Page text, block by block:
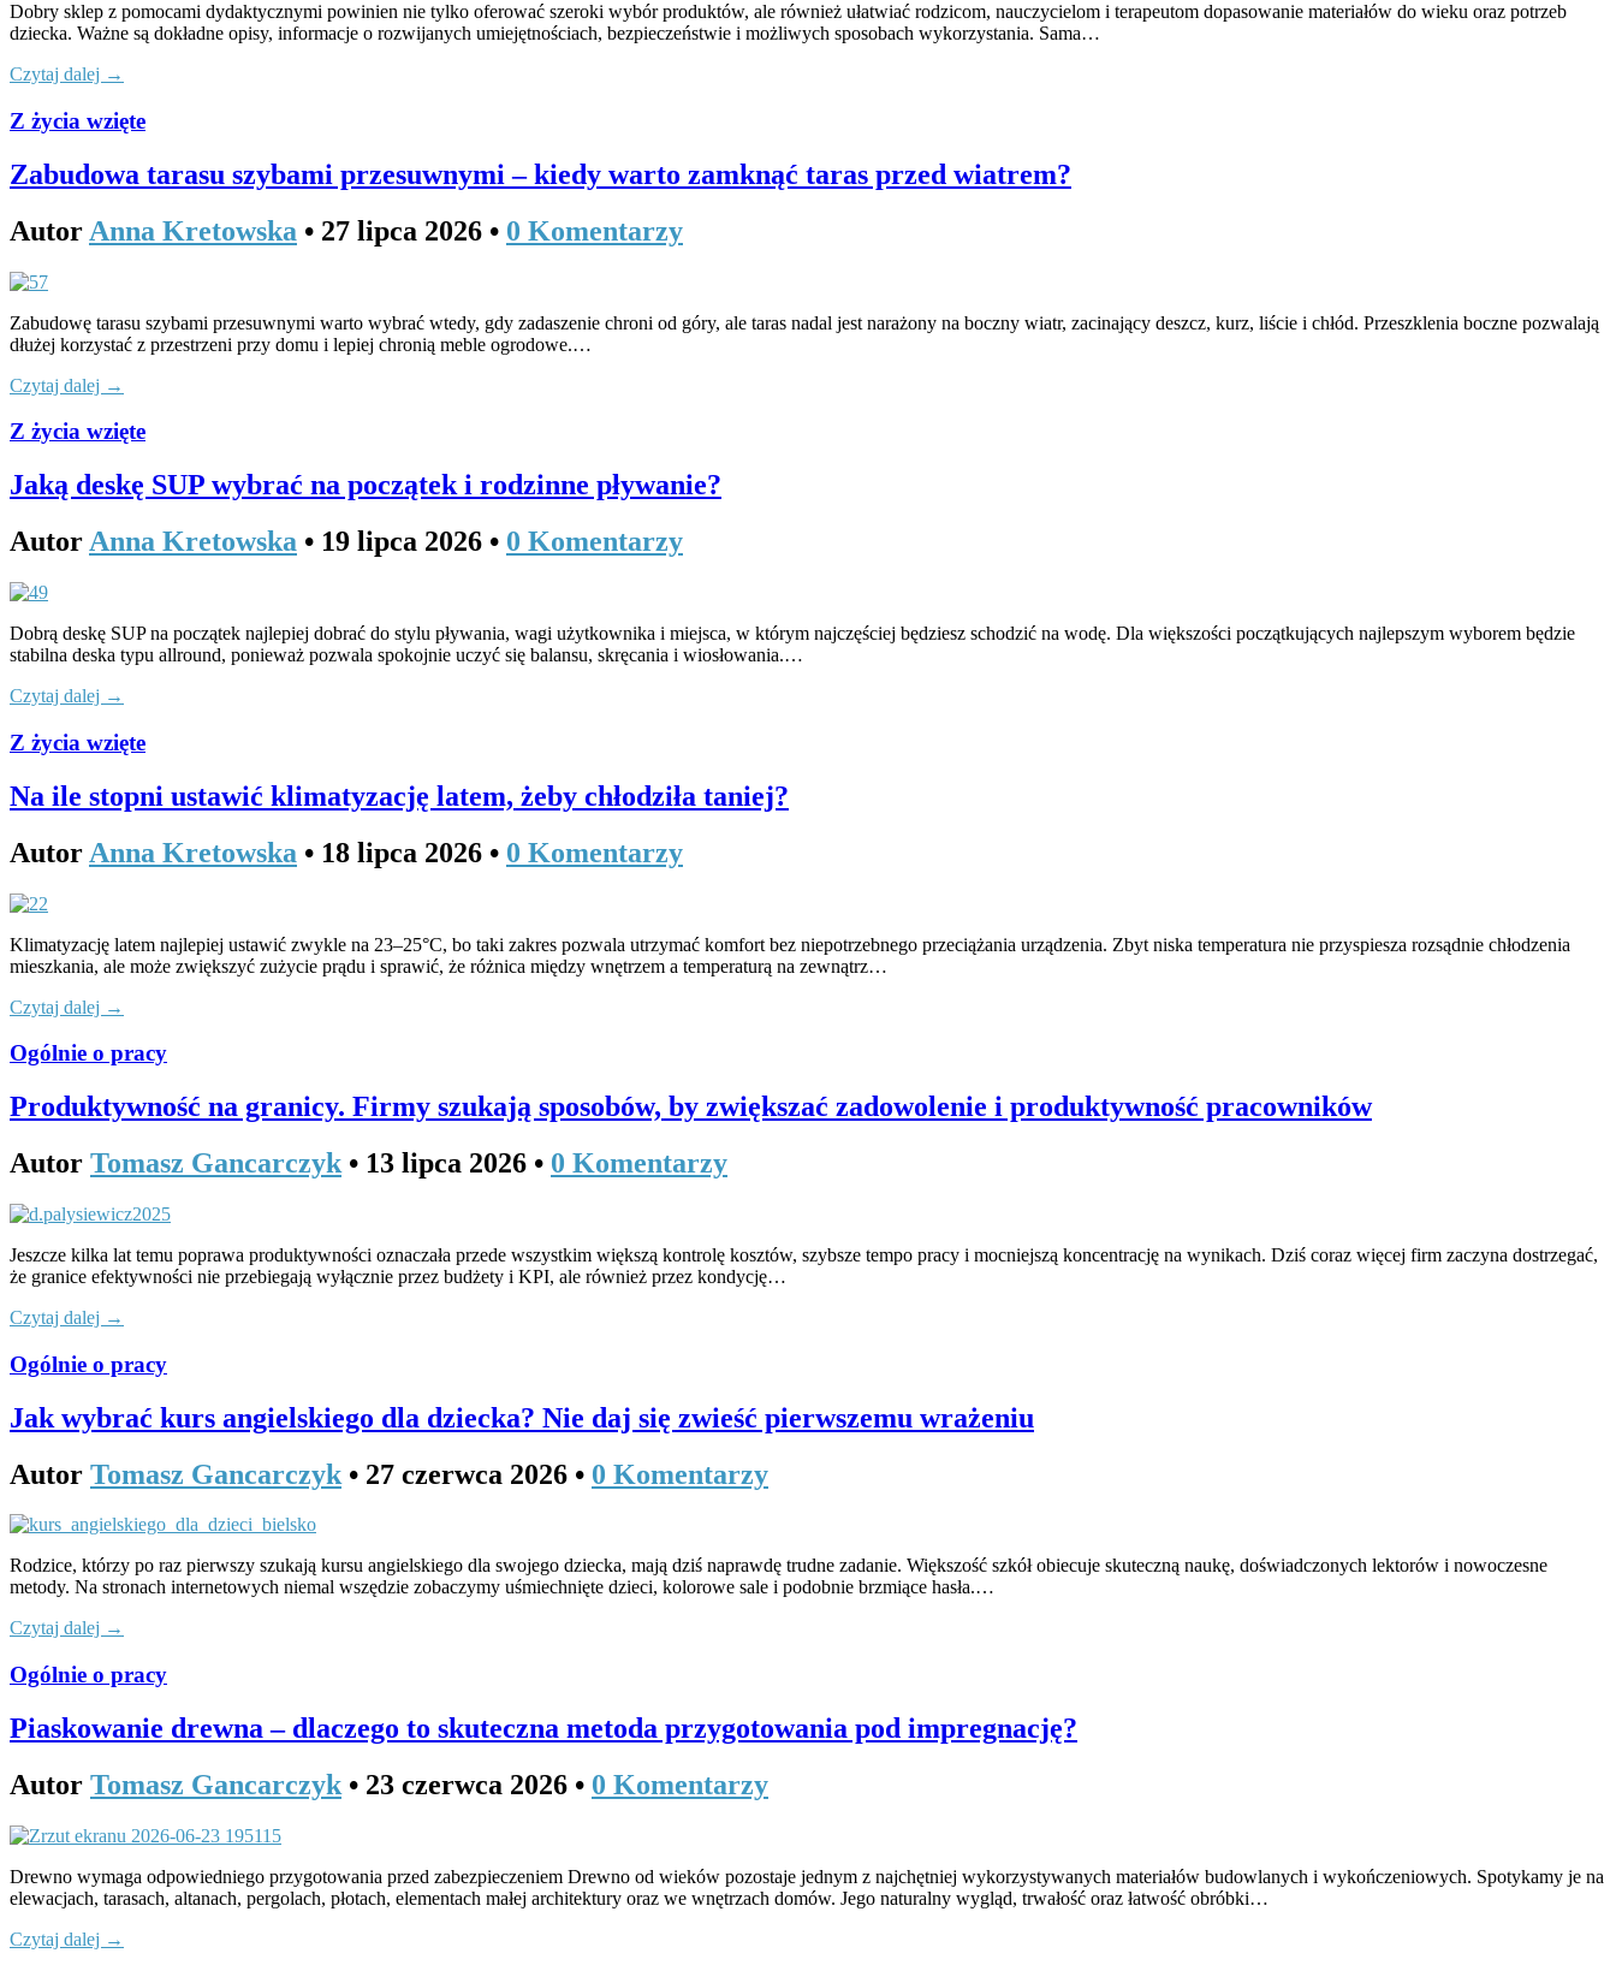
Dobry sklep z pomocami dydaktycznymi powinien nie tylko oferować szeroki wybór produktów, ale również ułatwiać rodzicom, nauczycielom i terapeutom dopasowanie materiałów do wieku oraz potrzeb
dziecka. Ważne są dokładne opisy, informacje o rozwijanych umiejętnościach, bezpieczeństwie i możliwych sposobach wykorzystania. Sama…
Czytaj dalej →
Z życia wzięte
Zabudowa tarasu szybami przesuwnymi – kiedy warto zamknąć taras przed wiatrem?
Autor Anna Kretowska • 27 lipca 2026 • 0 Komentarzy
Zabudowę tarasu szybami przesuwnymi warto wybrać wtedy, gdy zadaszenie chroni od góry, ale taras nadal jest narażony na boczny wiatr, zacinający deszcz, kurz, liście i chłód. Przeszklenia boczne pozwalają
dłużej korzystać z przestrzeni przy domu i lepiej chronią meble ogrodowe.…
Czytaj dalej →
Z życia wzięte
Jaką deskę SUP wybrać na początek i rodzinne pływanie?
AutorAnna Kretowska • 19 lipca 2026 • 0 Komentarzy
Dobrą deskę SUP na początek najlepiej dobrać do stylu pływania, wagi użytkownika i miejsca, w którym najczęściej będziesz schodzić na wodę. Dla większości początkujących najlepszym wyborem będzie
stabilna deska typu allround, ponieważ pozwala spokojnie uczyć się balansu, skręcania i wiosłowania.…
Czytaj dalej →
Z życia wzięte
Na ile stopni ustawić klimatyzację latem, żeby chłodziła taniej?
Autor Anna Kretowska • 18 lipca 2026 • 0 Komentarzy
Klimatyzację latem najlepiej ustawić zwykle na 23–25°C, bo taki zakres pozwala utrzymać komfort bez niepotrzebnego przeciążania urządzenia. Zbyt niska temperatura nie przyspiesza rozsądnie chłodzenia
mieszkania, ale może zwiększyć zużycie prądu i sprawić, że różnica między wnętrzem a temperaturą na zewnątrz…
Czytaj dalej →
Ogólnie o pracy
Produktywność na granicy. Firmy szukają sposobów, by zwiększać zadowolenie i produktywność pracowników
Autor Tomasz Gancarczyk • 13 lipca 2026 • 0 Komentarzy
Jeszcze kilka lat temu poprawa produktywności oznaczała przede wszystkim większą kontrolę kosztów, szybsze tempo pracy i mocniejszą koncentrację na wynikach. Dziś coraz więcej firm zaczyna dostrzegać,
że granice efektywności nie przebiegają wyłącznie przez budżety i KPI, ale również przez kondycję…
Czytaj dalej →
Ogólnie o pracy
Jak wybrać kurs angielskiego dla dziecka? Nie daj się zwieść pierwszemu wrażeniu
Autor Tomasz Gancarczyk • 27 czerwca 2026 • 0 Komentarzy
Rodzice, którzy po raz pierwszy szukają kursu angielskiego dla swojego dziecka, mają dziś naprawdę trudne zadanie. Większość szkół obiecuje skuteczną naukę, doświadczonych lektorów i nowoczesne
metody. Na stronach internetowych niemal wszędzie zobaczymy uśmiechnięte dzieci, kolorowe sale i podobnie brzmiące hasła.…
Czytaj dalej →
Ogólnie o pracy
Piaskowanie drewna – dlaczego to skuteczna metoda przygotowania pod impregnację?
Autor Tomasz Gancarczyk • 23 czerwca 2026 • 0 Komentarzy
Drewno wymaga odpowiedniego przygotowania przed zabezpieczeniem Drewno od wieków pozostaje jednym z najchętniej wykorzystywanych materiałów budowlanych i wykończeniowych. Spotykamy je na
elewacjach, tarasach, altanach, pergolach, płotach, elementach małej architektury oraz we wnętrzach domów. Jego naturalny wygląd, trwałość oraz łatwość obróbki…
Czytaj dalej →